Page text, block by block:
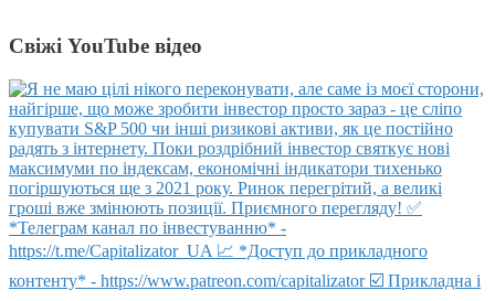
Свіжі YouTube відео